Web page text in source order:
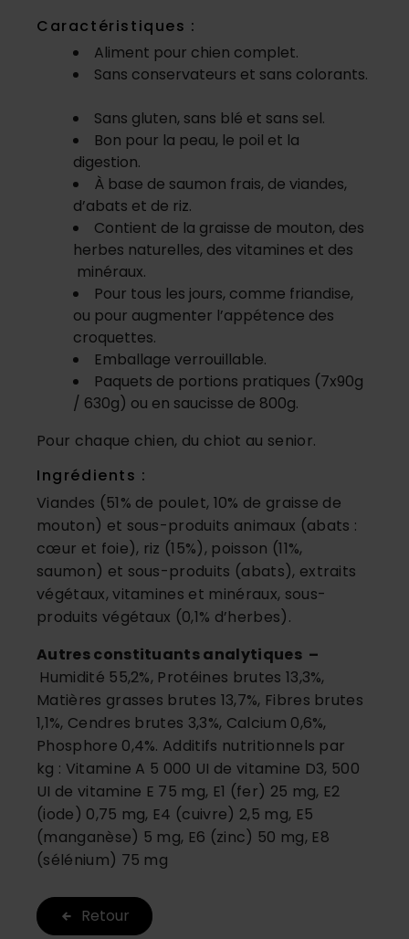
Caractéristiques :
Aliment pour chien complet.
Sans conservateurs et sans colorants.
Sans gluten, sans blé et sans sel.
Bon pour la peau, le poil et la
digestion.
À base de saumon frais, de viandes,
d’abats et de riz.
Contient de la graisse de mouton, des
herbes naturelles, des vitamines et des
minéraux.
Pour tous les jours, comme friandise,
ou pour augmenter l’appétence des
croquettes.
Emballage verrouillable.
Paquets de portions pratiques (7x90g
/ 630g) ou en saucisse de 800g.
Pour chaque chien, du chiot au senior.
Ingrédients :
Viandes (51% de poulet, 10% de graisse de
mouton) et sous-produits animaux (abats :
cœur et foie), riz (15%), poisson (11%,
saumon) et sous-produits (abats), extraits
végétaux, vitamines et minéraux, sous-
produits végétaux (0,1% d’herbes).
Autres constituants analytiques –
Humidité 55,2%, Protéines brutes 13,3%,
Matières grasses brutes 13,7%, Fibres brutes
1,1%, Cendres brutes 3,3%, Calcium 0,6%,
Phosphore 0,4%. Additifs nutritionnels par
kg : Vitamine A 5 000 UI de vitamine D3, 500
UI de vitamine E 75 mg, E1 (fer) 25 mg, E2
(iode) 0,75 mg, E4 (cuivre) 2,5 mg, E5
(manganèse) 5 mg, E6 (zinc) 50 mg, E8
(sélénium) 75 mg
Retour